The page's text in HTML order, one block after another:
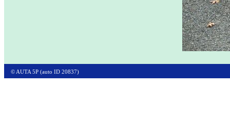
© AUTA 5P (auto ID 20837)